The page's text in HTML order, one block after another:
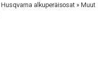
Husqvarna alkuperäisosat » Muut